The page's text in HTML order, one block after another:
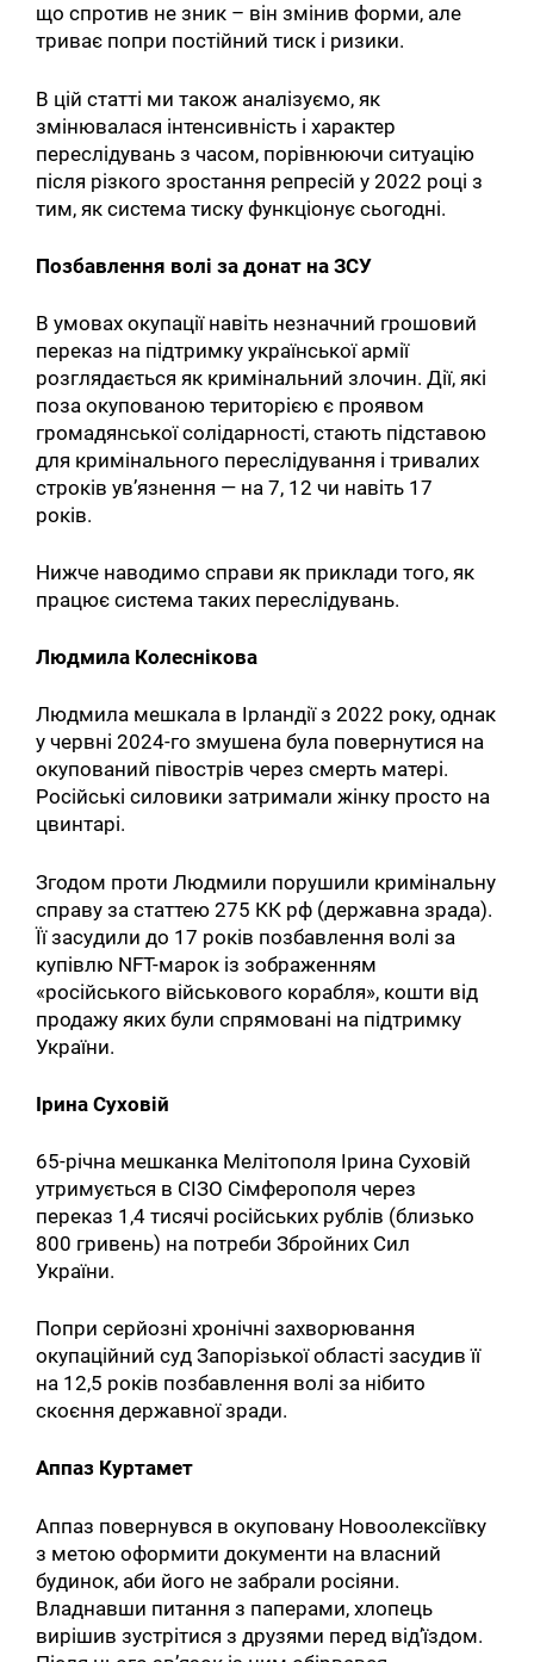
що спротив не зник – він змінив форми, але
триває попри постійний тиск і ризики.
В цій статті ми також аналізуємо, як
змінювалася інтенсивність і характер
переслідувань з часом, порівнюючи ситуацію
після різкого зростання репресій у 2022 році з
тим, як система тиску функціонує сьогодні.
Позбавлення волі за донат на ЗСУ
В умовах окупації навіть незначний грошовий
переказ на підтримку української армії
розглядається як кримінальний злочин. Дії, які
поза окупованою територією є проявом
громадянської солідарності, стають підставою
для кримінального переслідування і тривалих
строків ув’язнення — на 7, 12 чи навіть 17
років.
Нижче наводимо справи як приклади того, як
працює система таких переслідувань.
Людмила Колеснікова
Людмила мешкала в Ірландії з 2022 року, однак
у червні 2024-го змушена була повернутися на
окупований півострів через смерть матері.
Російські силовики затримали жінку просто на
цвинтарі.
Згодом проти Людмили порушили кримінальну
справу за статтею 275 КК рф (державна зрада).
Її засудили до 17 років позбавлення волі за
купівлю NFT-марок із зображенням
«російського військового корабля», кошти від
продажу яких були спрямовані на підтримку
України.
Ірина Суховій
65-річна мешканка Мелітополя Ірина Суховій
утримується в СІЗО Сімферополя через
переказ 1,4 тисячі російських рублів (близько
800 гривень) на потреби Збройних Сил
України.
Попри серйозні хронічні захворювання
окупаційний суд Запорізької області засудив її
на 12,5 років позбавлення волі за нібито
скоєння державної зради.
Аппаз Куртамет
Аппаз повернувся в окуповану Новоолексіївку
з метою оформити документи на власний
будинок, аби його не забрали росіяни.
Владнавши питання з паперами, хлопець
вирішив зустрітися з друзями перед від’їздом.